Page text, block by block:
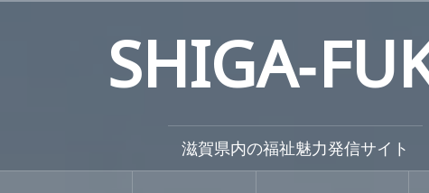
滋賀県内の福祉魅力発信サイト